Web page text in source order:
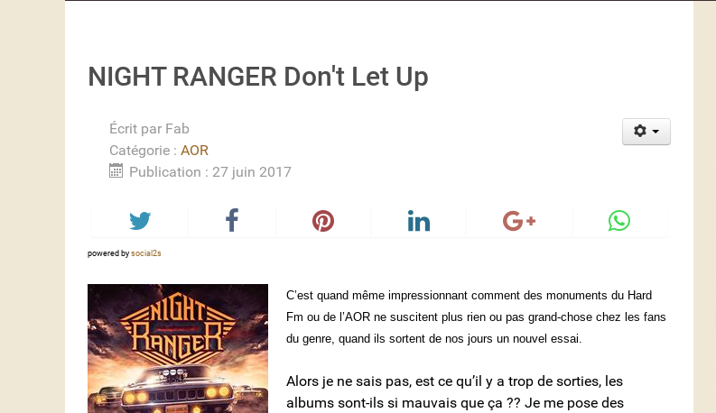
NIGHT RANGER Don't Let Up
Écrit par Fab
Catégorie : AOR
Publication : 27 juin 2017
powered by social2s
C’est quand même impressionnant comment des monuments du Hard
Fm ou de l’AOR ne suscitent plus rien ou pas grand-chose chez les fans
du genre, quand ils sortent de nos jours un nouvel essai.
Alors je ne sais pas, est ce qu’il y a trop de sorties, les
albums sont-ils si mauvais que ça ?? Je me pose des